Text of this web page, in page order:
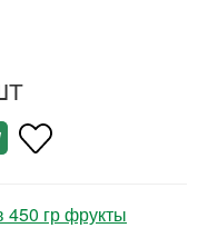
450 гр фрукты